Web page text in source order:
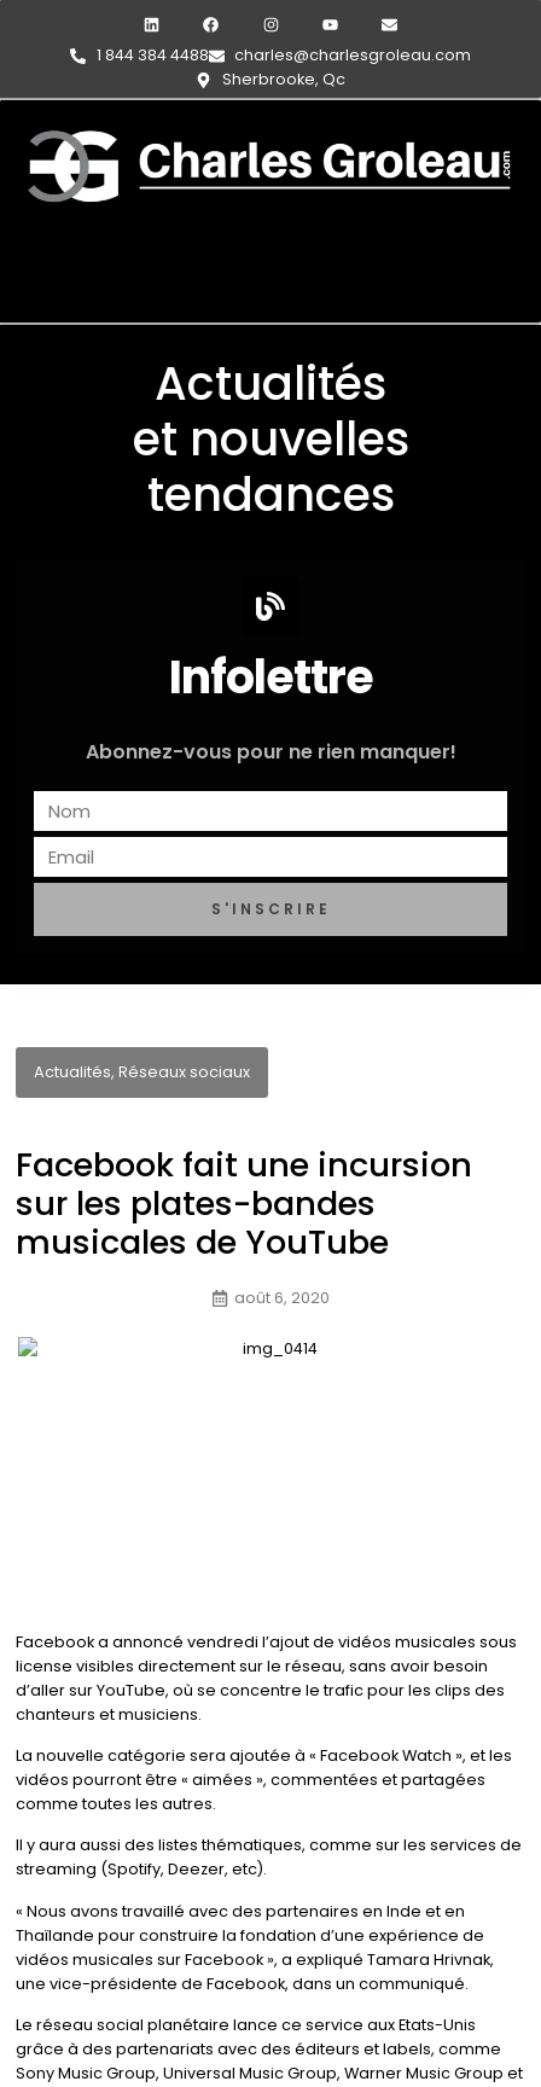
1 844 384 4488
charles@charlesgroleau.com
Sherbrooke, Qc
Actualités
et nouvelles
tendances
Infolettre
Abonnez-vous pour ne rien manquer!
S'INSCRIRE
Actualités, Réseaux sociaux
Facebook fait une incursion
sur les plates-bandes
musicales de YouTube
août 6, 2020
Facebook a annoncé vendredi l’ajout de vidéos musicales sous
license visibles directement sur le réseau, sans avoir besoin
d’aller sur YouTube, où se concentre le trafic pour les clips des
chanteurs et musiciens.
La nouvelle catégorie sera ajoutée à « Facebook Watch », et les
vidéos pourront être « aimées », commentées et partagées
comme toutes les autres.
Il y aura aussi des listes thématiques, comme sur les services de
streaming (Spotify, Deezer, etc).
« Nous avons travaillé avec des partenaires en Inde et en
Thaïlande pour construire la fondation d’une expérience de
vidéos musicales sur Facebook », a expliqué Tamara Hrivnak,
une vice-présidente de Facebook, dans un communiqué.
Le réseau social planétaire lance ce service aux Etats-Unis
grâce à des partenariats avec des éditeurs et labels, comme
Sony Music Group, Universal Music Group, Warner Music Group et